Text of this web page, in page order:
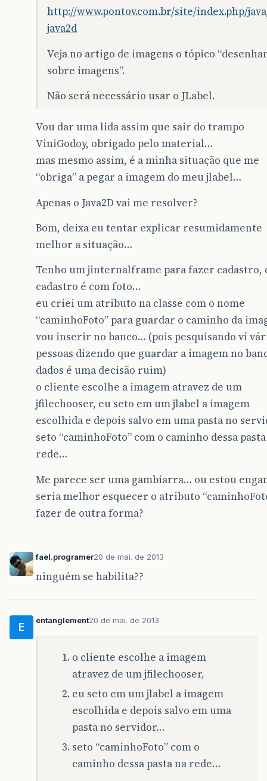
http://www.pontov.com.br/site/index.php/
java2d
Veja no artigo de imagens o tópico
sobre imagens”.
Não será necessário usar o JLabel.
Vou dar uma lida assim que sair do trampo
ViniGodoy, obrigado pelo material…
mas mesmo assim, é a minha situação que me
“obriga” a pegar a imagem do meu jlabel…
Apenas o Java2D vai me resolver?
Bom, deixa eu tentar explicar resumidamente
melhor a situação…
Tenho um jinternalframe para fazer cadastro,
cadastro é com foto…
eu criei um atributo na classe com o nome
“caminhoFoto” para guardar o caminho da
vou inserir no banco… (pois pesquisando ví
pessoas dizendo que guardar a imagem no
dados é uma decisão ruim)
o cliente escolhe a imagem atravez de um
jfilechooser, eu seto em um jlabel a imagem
escolhida e depois salvo em uma pasta no
seto “caminhoFoto” com o caminho dessa
rede…
Me parece ser uma gambiarra… ou estou
seria melhor esquecer o atributo
fazer de outra forma?
fael.programer20 de mai. de 2013
ninguém se habilita??
E
entanglement20 de mai. de 2013
o cliente escolhe a imagem
atravez de um jfilechooser,
eu seto em um jlabel a imagem
escolhida e depois salvo em uma
pasta no servidor…
seto “caminhoFoto” com o
caminho dessa pasta na rede…